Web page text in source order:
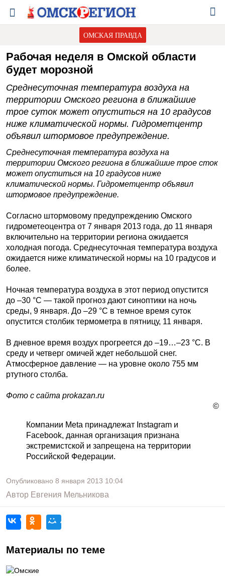
ОМСКАЯ ПРАВДА
Рабочая неделя в Омской области
будет морозной
Среднесуточная температура воздуха на
территории Омского региона в ближайшие
трое суток может опуститься на 10 градусов
ниже климатической нормы. Гидрометцентр
объявил штормовое предупреждение.
Среднесуточная температура воздуха на
территории Омского региона в ближайшие трое сток
может опуститься на 10 градусов ниже
климатической нормы. Гидрометцентр объявил
штормовое предупреждение.
Согласно штормовому предупреждению Омского
гидрометеоцентра от 7 января 2013 года, до 11 января
включительно на территории региона ожидается
холодная погода. Среднесуточная температура воздуха
ожидается ниже климатической нормы на 10 градусов и
более.
Ночная температура воздуха в этот период опустится
до –30 °С — такой прогноз дают синоптики на ночь
среды, 9 января. До –29 °С в темное время суток
опустится столбик термометра в пятницу, 11 января.
В дневное время воздух прогреется до –19…–23 °С. В
среду и четверг омичей ждет небольшой снег.
Атмосферное давление — на уровне около 755 мм
ртутного столба.
Фото с сайта prokazan.ru
©
Компании Meta принадлежат Instagram и
Facebook, данная организация признана
экстремистской и запрещена на территории
Российской Федерации.
Опубликовано 8 января 2013 10:04
Автор Евгения Мельникова
Материалы по теме